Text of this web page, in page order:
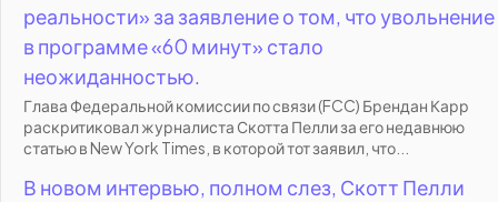
реальности» за заявление о том, что увольнение
в программе «60 минут» стало
неожиданностью.
Глава Федеральной комиссии по связи (FCC) Брендан Карр
раскритиковал журналиста Скотта Пелли за его недавнюю
статью в New York Times, в которой тот заявил, что...
В новом интервью, полном слез, Скотт Пелли